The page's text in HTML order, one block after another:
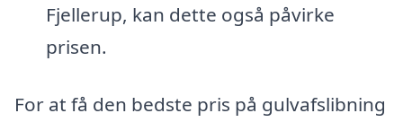
Fjellerup, kan dette også påvirke
prisen.
For at få den bedste pris på gulvafslibning